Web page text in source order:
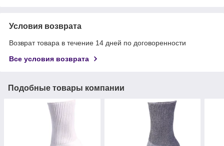
Условия возврата
Возврат товара в течение 14 дней по договоренности
Все условия возврата
Подобные товары компании